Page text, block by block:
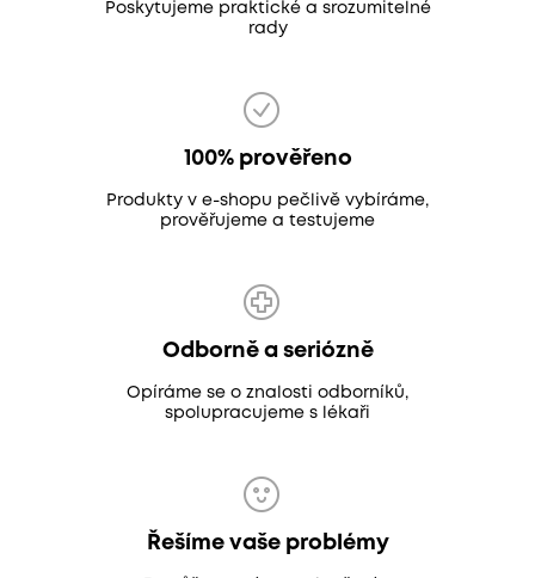
Poskytujeme praktické a srozumitelné
rady
100% prověřeno
Produkty v e-shopu pečlivě vybíráme,
prověřujeme a testujeme
Odborně a seriózně
Opíráme se o znalosti odborníků,
spolupracujeme s lékaři
Řešíme vaše problémy